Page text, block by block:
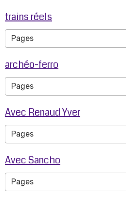
trains réels
archéo-ferro
Avec Renaud Yver
Avec Sancho